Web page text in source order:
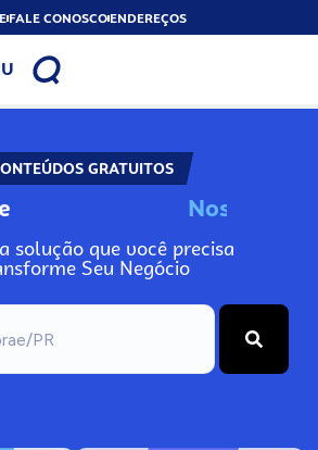
FALE CONOSCOENDEREÇOS
GRATUITOS
No
solução que você precisa
Seu Negócio